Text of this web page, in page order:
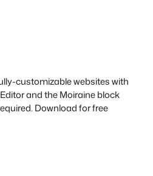
customizable websites with
and the Moiraine block
Download for free